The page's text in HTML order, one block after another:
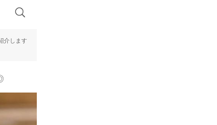
介します